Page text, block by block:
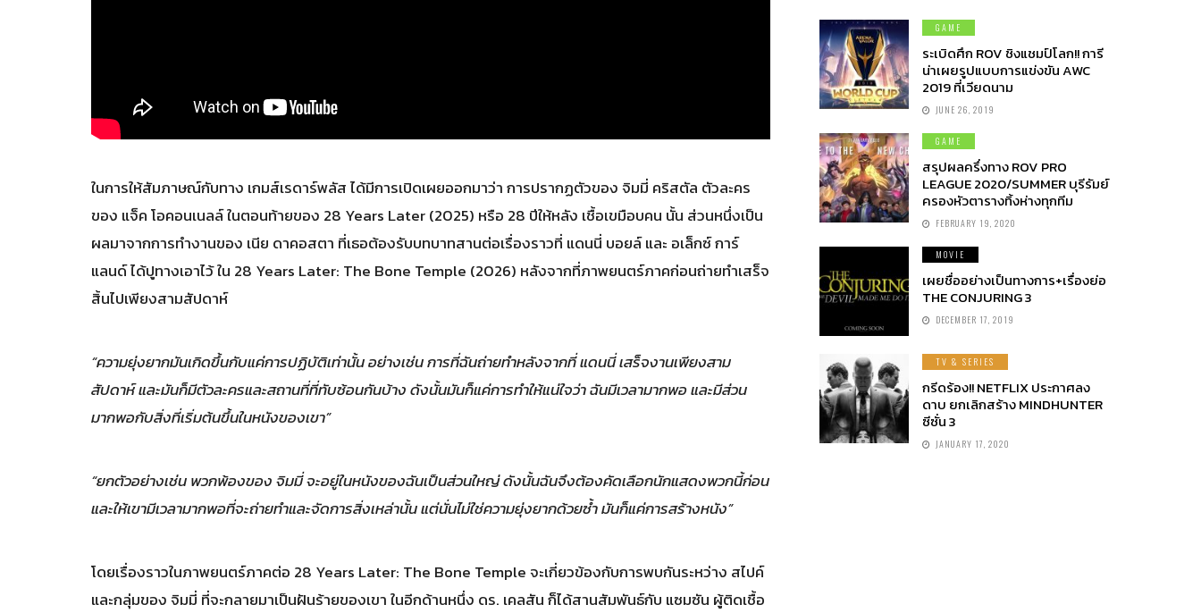
ในการให้สัมภาษณ์กับทาง เกมส์เรดาร์พลัส ได้มีการเปิดเผยออกมาว่า การปรากฏตัวของ จิมมี่ คริสตัล ตัวละคร
ของ แจ็ค โอคอนเนลล์ ในตอนท้ายของ 28 Years Later (2025) หรือ 28 ปีให้หลัง เชื้อเขมือบคน นั้น ส่วนหนึ่งเป็น
ผลมาจากการทำงานของ เนีย ดาคอสตา ที่เธอต้องรับบทบาทสานต่อเรื่องราวที่ แดนนี่ บอยล์ และ อเล็กซ์ การ์
แลนด์ ได้ปูทางเอาไว้ ใน 28 Years Later: The Bone Temple (2026) หลังจากที่ภาพยนตร์ภาคก่อนถ่ายทำเสร็จ
สิ้นไปเพียงสามสัปดาห์
“ความยุ่งยากมันเกิดขึ้นกับแค่การปฏิบัติเท่านั้น อย่างเช่น การที่ฉันถ่ายทำหลังจากที่ แดนนี่ เสร็จงานเพียงสาม
สัปดาห์ และมันก็มีตัวละครและสถานที่ที่ทับซ้อนกันบ้าง ดังนั้นมันก็แค่การทำให้แน่ใจว่า ฉันมีเวลามากพอ และมีส่วน
มากพอกับสิ่งที่เริ่มต้นขึ้นในหนังของเขา”
“ยกตัวอย่างเช่น พวกพ้องของ จิมมี่ จะอยู่ในหนังของฉันเป็นส่วนใหญ่ ดังนั้นฉันจึงต้องคัดเลือกนักแสดงพวกนี้ก่อน
และให้เขามีเวลามากพอที่จะถ่ายทำและจัดการสิ่งเหล่านั้น แต่นั่นไม่ใช่ความยุ่งยากด้วยซํ้า มันก็แค่การสร้างหนัง”
โดยเรื่องราวในภาพยนตร์ภาคต่อ 28 Years Later: The Bone Temple จะเกี่ยวข้องกับการพบกันระหว่าง สไปค์
และกลุ่มของ จิมมี่ ที่จะกลายมาเป็นฝันร้ายของเขา ในอีกด้านหนึ่ง ดร. เคลสัน ก็ได้สานสัมพันธ์กับ แซมซัน ผู้ติดเชื้อ
GAME
ระเบิดศึก ROV ชิงแชมป์โลก!! การี
น่าเผยรูปแบบการแข่งขัน AWC
2019 ที่เวียดนาม
JUNE 26, 2019
GAME
สรุปผลครึ่งทาง ROV PRO
LEAGUE 2020/SUMMER บุรีรัมย์
ครองหัวตารางทิ้งห่างทุกทีม
FEBRUARY 19, 2020
MOVIE
เผยชื่ออย่างเป็นทางการ+เรื่องย่อ
THE CONJURING 3
DECEMBER 17, 2019
TV & SERIES
กรีดร้อง!! NETFLIX ประกาศลง
ดาบ ยกเลิกสร้าง MINDHUNTER
ซีซั่น 3
JANUARY 17, 2020